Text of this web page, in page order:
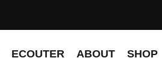
ECOUTER ABOUT SHOP